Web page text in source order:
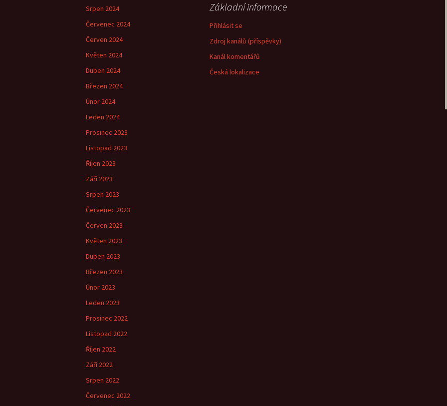
Srpen 2024
Červenec 2024
Červen 2024
Květen 2024
Duben 2024
Březen 2024
Únor 2024
Leden 2024
Prosinec 2023
Listopad 2023
Říjen 2023
Září 2023
Srpen 2023
Červenec 2023
Červen 2023
Květen 2023
Duben 2023
Březen 2023
Únor 2023
Leden 2023
Prosinec 2022
Listopad 2022
Říjen 2022
Září 2022
Srpen 2022
Červenec 2022
Základní informace
Přihlásit se
Zdroj kanálů (příspěvky)
Kanál komentářů
Česká lokalizace